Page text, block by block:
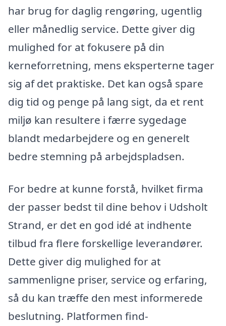
har brug for daglig rengøring, ugentlig
eller månedlig service. Dette giver dig
mulighed for at fokusere på din
kerneforretning, mens eksperterne tager
sig af det praktiske. Det kan også spare
dig tid og penge på lang sigt, da et rent
miljø kan resultere i færre sygedage
blandt medarbejdere og en generelt
bedre stemning på arbejdspladsen.
For bedre at kunne forstå, hvilket firma
der passer bedst til dine behov i Udsholt
Strand, er det en god idé at indhente
tilbud fra flere forskellige leverandører.
Dette giver dig mulighed for at
sammenligne priser, service og erfaring,
så du kan træffe den mest informerede
beslutning. Platformen find-